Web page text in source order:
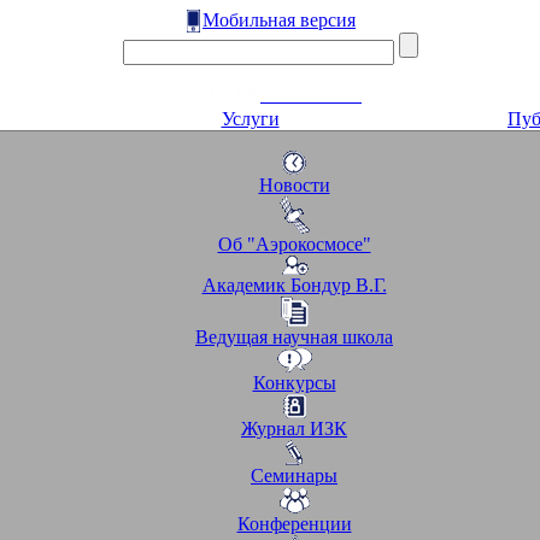
Мобильная версия
Услуги
Новости
Об "Аэрокосмосе"
Академик Бондур В.Г.
Ведущая научная школа
Конкурсы
Журнал ИЗК
Семинары
Конференции